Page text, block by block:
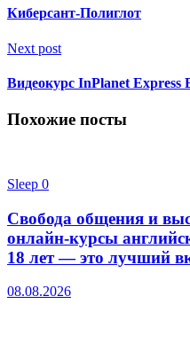
Киберсант-Полиглот
Next post
Видеокурс InPlanet Express
Похожие посты
Sleep 0
Свобода общения и
онлайн-курсы
18 лет — это лучший
08.08.2026